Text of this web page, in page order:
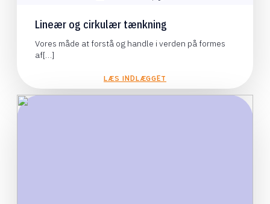
Lineær og cirkulær tænkning
Vores måde at forstå og handle i verden på formes
af[…]
LÆS INDLÆGGET